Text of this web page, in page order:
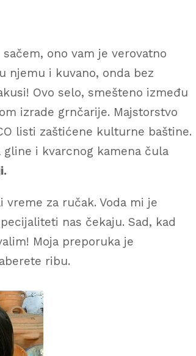
ono vam je verovatno
njemu i kuvano, onda bez
Ovo selo, smešteno između
izrade grnčarije. Majstorstvo
listi zaštićene kulturne baštine.
i kvarcnog kamena čula
za ručak. Voda mi je
nas čekaju. Sad, kad
Moja preporuka je
ribu.